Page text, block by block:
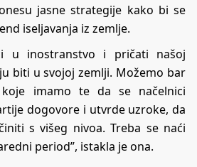
jasne strategije kako bi se
iseljavanja iz zemlje.
u inostranstvo i pričati našoj
biti u svojoj zemlji. Možemo bar
imamo te da se načelnici
dogovore i utvrde uzroke, da
s višeg nivoa. Treba se naći
period”, istakla je ona.